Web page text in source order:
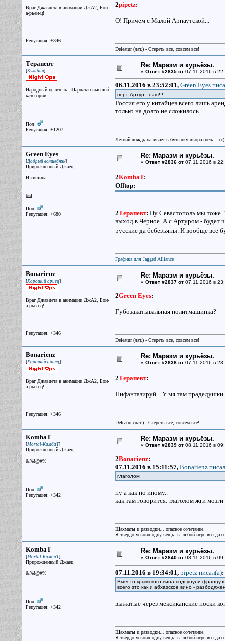
Враг Джавдета в анимации ДжА2, Бон-
а-рьен-ц!
Репутация: +346
2pipetz:
О! Причем с Малой Арнаутской...
Deleatur (лат.) - Стереть все, совсем все!
Терапевт
[Кулибин]
Народный целитель. Шарлатан высшей
категории.
Пол:
Репутация: +1207
Re: Маразм и курьёзы.
« Ответ #2835 от07.11.2016 в
06.11.2016 в 23:52:01, Green Eyes
порт Артур - наш!!!
Россия его у китайцев всего лишь
только на долго не сложилось.
Летний дождь наливает в бутылку двора ночь...
Green Eyes
[Добрый волшебник]
Прирожденный Джаец
И тишина...
Пол:
Репутация: +680
Re: Маразм и курьёзы.
« Ответ #2836 от07.11.2016 в
2KombaT:
Offtop:
2Терапевт: Ну Севастополь мы тоже
выход в Черное. А с Артуром - будет
русские да бебезъяны. И вообще все
Графика для Jagged Alliance
Bonarienz
[Хороший ариец]
Враг Джавдета в анимации ДжА2, Бон-
а-рьен-ц!
Репутация: +346
Re: Маразм и курьёзы.
« Ответ #2837 от07.11.2016 в
2Green Eyes:
Губозакатывальная политмашинка?
Deleatur (лат.) - Стереть все, совсем все!
Bonarienz
[Хороший ариец]
Враг Джавдета в анимации ДжА2, Бон-
а-рьен-ц!
Репутация: +346
Re: Маразм и курьёзы.
« Ответ #2838 от07.11.2016 в
2Терапевт:
Нифантазируй... У мя там прадедушки
Deleatur (лат.) - Стереть все, совсем все!
KombaT
[Mortal-КамбаТ]
Прирожденный Джаец
&%!@#%
Пол:
Репутация: +342
Re: Маразм и курьёзы.
« Ответ #2839 от08.11.2016 в
2Bonarienz:
07.11.2016 в 15:11:57, Bonarienz
глаголом
ну а как по иному..
как там говорится: глаголом жги
Шахматы и разводки... опасное сочетание.
Я твердо усвоил одну вещь: в любой игре всегда
KombaT
[Mortal-КамбаТ]
Прирожденный Джаец
&%!@#%
Пол:
Репутация: +342
Re: Маразм и курьёзы.
« Ответ #2840 от08.11.2016 в
07.11.2016 в 19:34:01, pipetz писал(a):
Вместо крымского вина подсунули
всего это как и абхазское вино -
выжатые через мексиканские носки
Шахматы и разводки... опасное сочетание.
Я твердо усвоил одну вещь: в любой игре всегда